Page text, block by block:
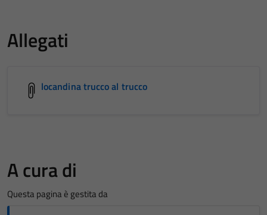
Allegati
locandina trucco al trucco
A cura di
Questa pagina è gestita da